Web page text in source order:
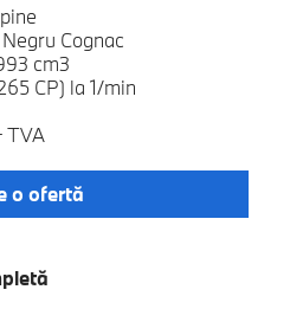
Cognac
cm3
CP) la 1/min
TVA
o ofertă